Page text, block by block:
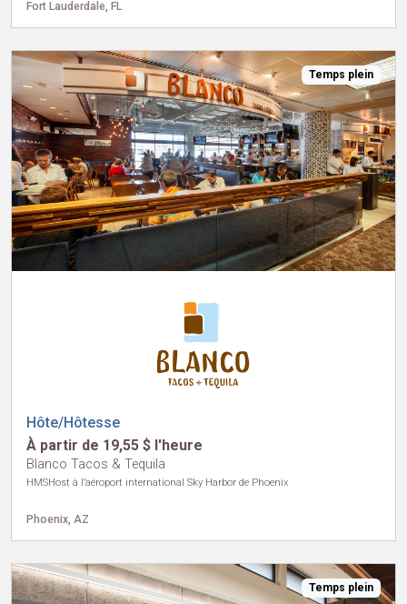
Fort Lauderdale, FL
Temps plein
Hôte/Hôtesse
À partir de 19,55 $ l'heure
Blanco Tacos & Tequila
HMSHost à l’aéroport international Sky Harbor de Phoenix
Phoenix, AZ
Temps plein